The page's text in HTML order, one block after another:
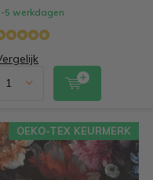
5 werkdagen
OEKO-TEX KEURMERK